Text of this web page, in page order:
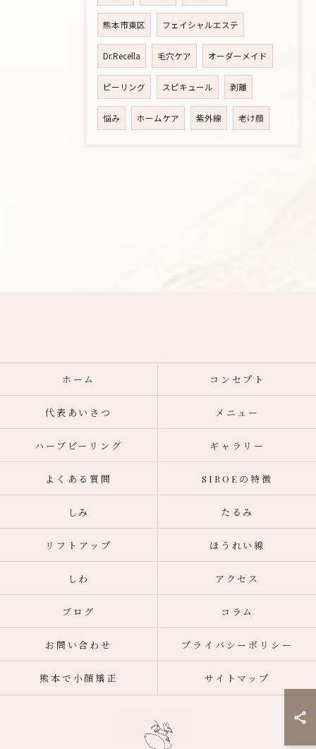
熊本市東区 フェイシャルエステ
Dr.Recella 毛穴ケア オーダーメイド
ピーリング スピキュール 剥離
悩み ホームケア 紫外線 老け顔
ホーム コンセプト
代表あいさつ メニュー
ハーブピーリング ギャラリー
よくある質問 SIROEの特徴
しみ たるみ
リフトアップ ほうれい線
しわ アクセス
ブログ コラム
お問い合わせ プライバシーポリシー
熊本で小顔矯正 サイトマップ